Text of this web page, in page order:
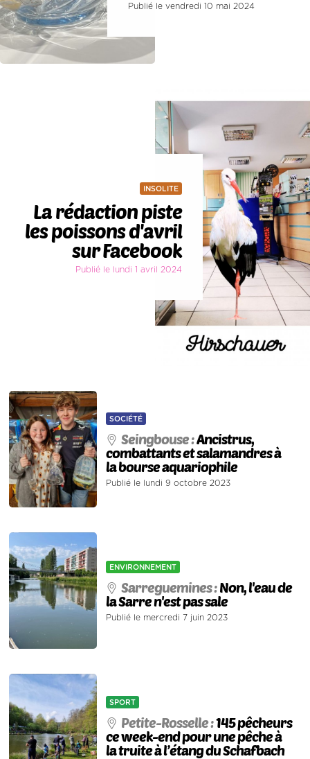
Publié le vendredi 10 mai 2024
INSOLITE
La rédaction piste
les poissons d'avril
sur Facebook
Publié le lundi 1 avril 2024
SOCIÉTÉ
Seingbouse :Ancistrus,
combattants et salamandres à
la bourse aquariophile
Publié le lundi 9 octobre 2023
ENVIRONNEMENT
Sarreguemines :Non, l'eau de
la Sarre n'est pas sale
Publié le mercredi 7 juin 2023
SPORT
Petite-Rosselle :145 pêcheurs
ce week-end pour une pêche à
la truite à l’étang du Schafbach